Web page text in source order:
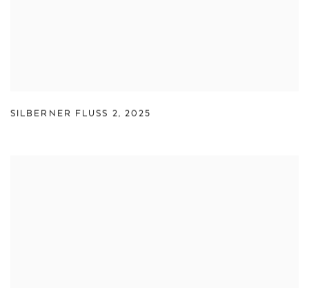
SILBERNER FLUSS 2, 2025